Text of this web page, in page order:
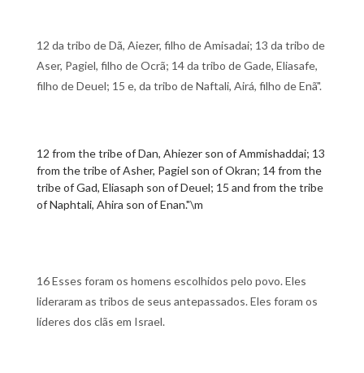
12 da tribo de Dã, Aiezer, filho de Amisadai; 13 da tribo de
Aser, Pagiel, filho de Ocrã; 14 da tribo de Gade, Eliasafe,
filho de Deuel; 15 e, da tribo de Naftali, Airá, filho de Enã".
12 from the tribe of Dan, Ahiezer son of Ammishaddai; 13
from the tribe of Asher, Pagiel son of Okran; 14 from the
tribe of Gad, Eliasaph son of Deuel; 15 and from the tribe
of Naphtali, Ahira son of Enan."\m
16 Esses foram os homens escolhidos pelo povo. Eles
lideraram as tribos de seus antepassados. Eles foram os
líderes dos clãs em Israel.